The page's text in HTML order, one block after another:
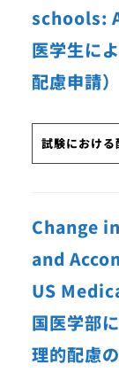
schools:
医学生に
配慮申請）
試験における
Change
and
US
国医学部
理的配慮の